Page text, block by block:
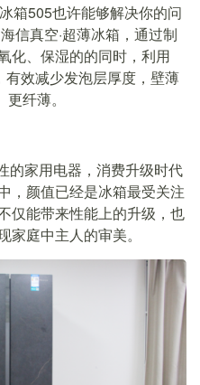
箱505也许能够解决你的问
信真空·超薄冰箱，通过制
化、保湿的的同时，利用
效减少发泡层厚度，壁薄
纤薄。
的家用电器，消费升级时代
，颜值已经是冰箱最受关注
仅能带来性能上的升级，也
庭中主人的审美。